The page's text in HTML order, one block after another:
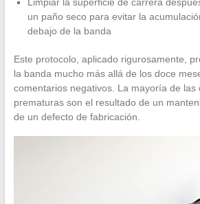
un paño seco para evitar la
debajo de la banda
Este protocolo, aplicado rigurosamente,
la banda mucho más allá de los doce
comentarios negativos. La mayoría de las
prematuras son el resultado de un
de un defecto de fabricación.